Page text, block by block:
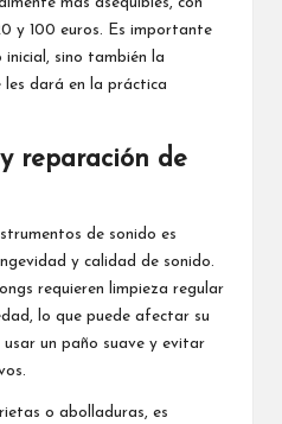
y 100 euros. Es importante
sino también la
les dará en la práctica
reparación de
de sonido es
y calidad de sonido.
requieren limpieza regular
lo que puede afectar su
usar un paño suave y evitar
o abolladuras, es